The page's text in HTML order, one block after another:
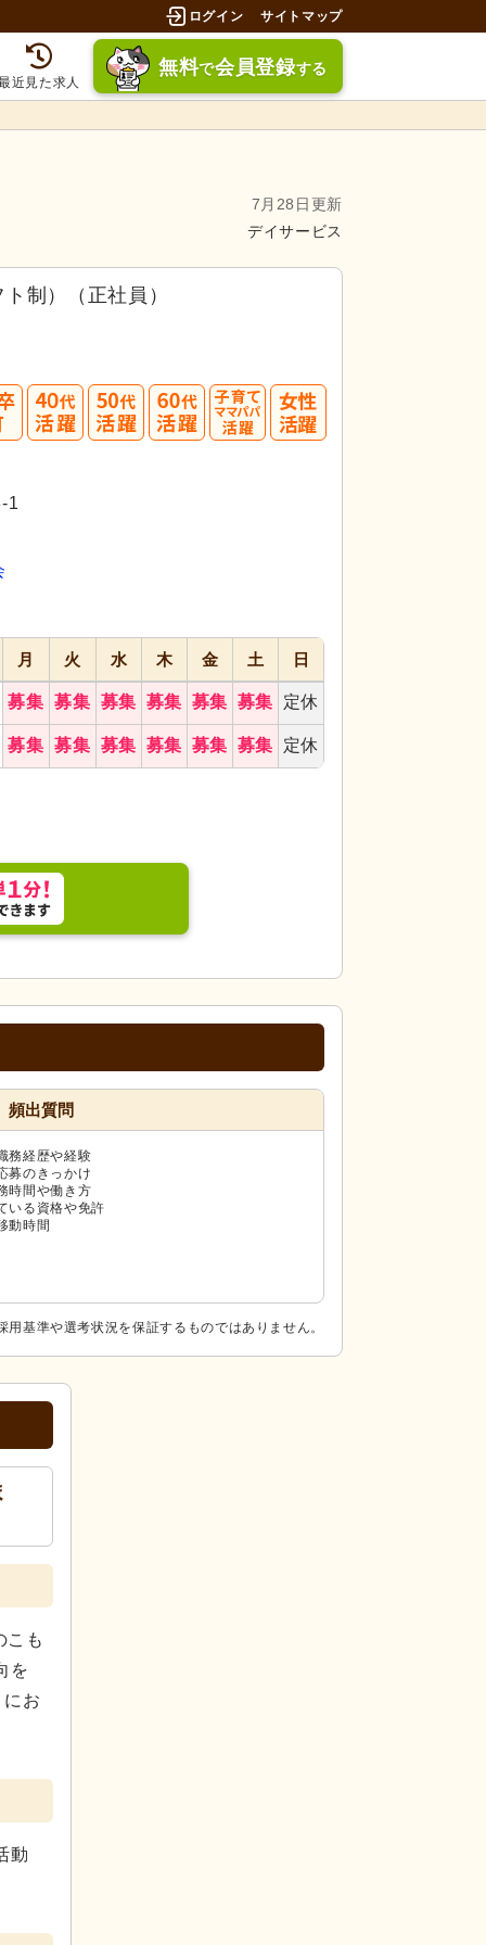
ログイン サイトマップ
近見た求人
無料で会員登録する
7月28日更新
デイサービス
間で、住人が快適に過ごしています。スタッフ
制）（正社員）
1
月 火 水 木 金 土 日
募集 募集 募集 募集 募集 募集 定休
募集 募集 募集 募集 募集 募集 定休
頻出質問
務経歴や経験
募のきっかけ
時間や働き方
いる資格や免許
動時間
基準や選考状況を保証するものではありません。
こも
を
お
動